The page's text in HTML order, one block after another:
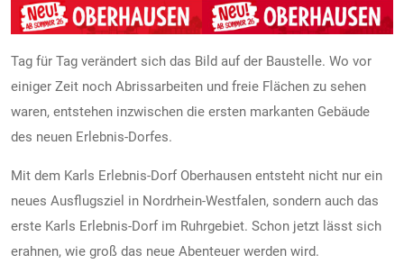
Tag für Tag verändert sich das Bild auf der Baustelle. Wo vor
einiger Zeit noch Abrissarbeiten und freie Flächen zu sehen
waren, entstehen inzwischen die ersten markanten Gebäude
des neuen Erlebnis-Dorfes.
Mit dem Karls Erlebnis-Dorf Oberhausen entsteht nicht nur ein
neues Ausflugsziel in Nordrhein-Westfalen, sondern auch das
erste Karls Erlebnis-Dorf im Ruhrgebiet. Schon jetzt lässt sich
erahnen, wie groß das neue Abenteuer werden wird.